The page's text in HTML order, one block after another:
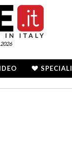
SPECIALI